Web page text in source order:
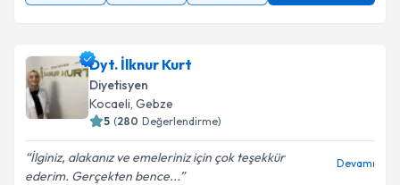
Dyt. İlknur Kurt
Diyetisyen
Kocaeli, Gebze
5 (280 Değerlendirme)
İlginiz, alakanız ve emeleriniz için çok teşekkür
ederim. Gerçekten bence...
Devamı